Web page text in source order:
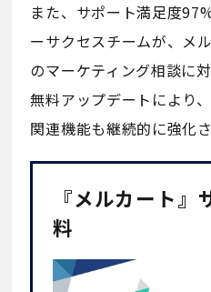
また、サポート満足度
ーサクセスチームが、メ
のマーケティング相談に
無料アップデートにより
関連機能も継続的に強化さ
『メルカート
料